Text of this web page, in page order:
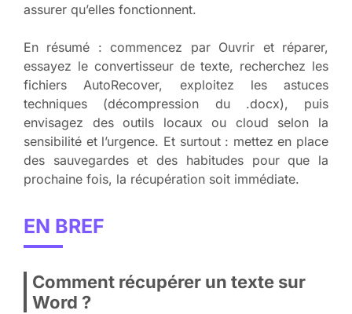
assurer qu’elles fonctionnent.
En résumé : commencez par Ouvrir et réparer,
essayez le convertisseur de texte, recherchez les
fichiers AutoRecover, exploitez les astuces
techniques (décompression du .docx), puis
envisagez des outils locaux ou cloud selon la
sensibilité et l’urgence. Et surtout : mettez en place
des sauvegardes et des habitudes pour que la
prochaine fois, la récupération soit immédiate.
EN BREF
Comment récupérer un texte sur
Word ?